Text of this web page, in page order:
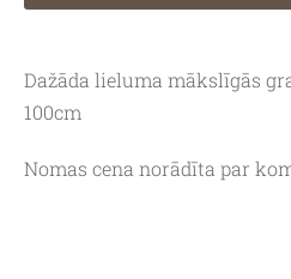
Dažāda lieluma mākslīgās
100cm
Nomas cena norādīta par